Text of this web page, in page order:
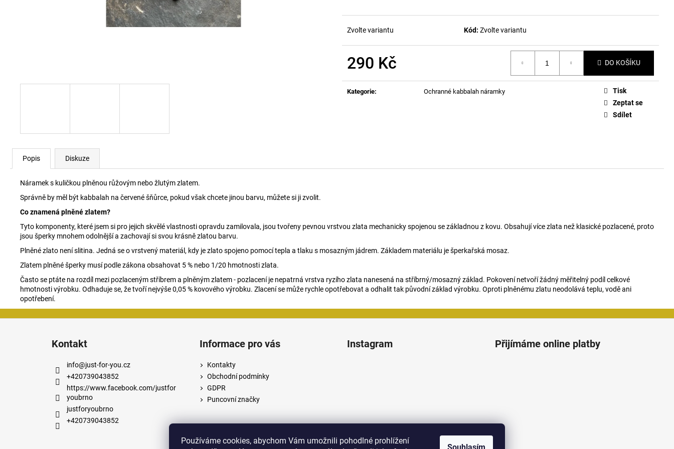
Používáme cookies, abychom Vám umožnili pohodlné prohlížení
Zvolte variantu Kód: Zvolte variantu
290 Kč DO KOŠÍKU
Kategorie: Ochranné kabbalah náramky
Tisk
Zeptat se
Sdílet
Popis Diskuze
Náramek s kuličkou plněnou růžovým nebo žlutým zlatem.
Správně by měl být kabbalah na červené šňůrce, pokud však chcete jinou barvu, můžete si ji zvolit.
Co znamená plněné zlatem?
Tyto komponenty, které jsem si pro jejich skvělé vlastnosti opravdu zamilovala, jsou tvořeny pevnou vrstvou zlata mechanicky spojenou se základnou z kovu. Obsahují více zlata než klasické pozlacené, proto
jsou šperky mnohem odolnější a zachovají si svou krásně zlatou barvu.
Plněné zlato není slitina. Jedná se o vrstvený materiál, kdy je zlato spojeno pomocí tepla a tlaku s mosazným jádrem. Základem materiálu je šperkařská mosaz.
Zlatem plněné šperky musí podle zákona obsahovat 5 % nebo 1/20 hmotnosti zlata.
Často se ptáte na rozdíl mezi pozlaceným stříbrem a plněným zlatem - pozlacení je nepatrná vrstva ryzího zlata nanesená na stříbrný/mosazný základ. Pokovení netvoří žádný měřitelný podíl celkové
hmotnosti výrobku. Odhaduje se, že tvoří nejvýše 0,05 % kovového výrobku. Zlacení se může rychle opotřebovat a odhalit tak původní základ výrobku. Oproti plněnému zlatu neodolává teplu, vodě ani
opotřebení.
Kontakt
info@just-for-you.cz
+420739043852
https://www.facebook.com/justfor
youbrno
justforyoubrno
+420739043852
Informace pro vás
Kontakty
Obchodní podmínky
GDPR
Puncovní značky
Instagram Přijímáme online platby